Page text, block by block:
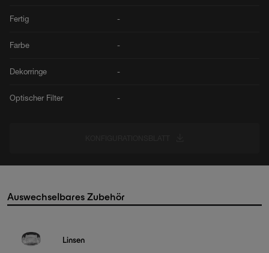
Fertig -
Farbe -
Dekorringe -
Optischer Filter -
Auswechselbares Zubehör
Linsen